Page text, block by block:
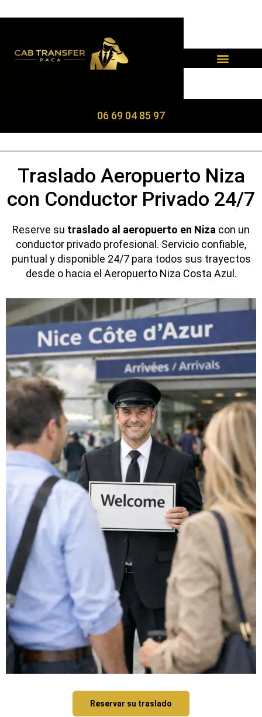
06 69 04 85 97
Traslado Aeropuerto Niza
con Conductor Privado 24/7
Reserve su traslado al aeropuerto en Niza con un
conductor privado profesional. Servicio confiable,
puntual y disponible 24/7 para todos sus trayectos
desde o hacia el Aeropuerto Niza Costa Azul.
Reservar su traslado